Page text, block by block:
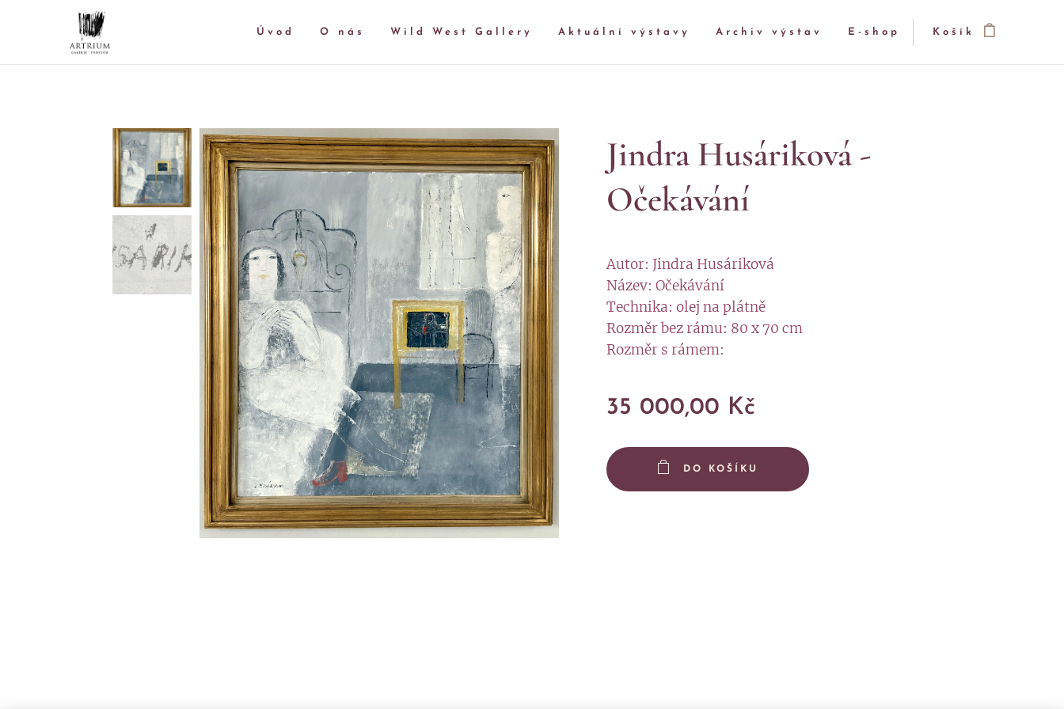
Úvod O nás Wild West Gallery Aktuální výstavy Archiv výstav E-shop Košík
Jindra Husáriková -
Očekávání
Autor: Jindra Husáriková
Název: Očekávání
Technika: olej na plátně
Rozměr bez rámu: 80 x 70 cm
Rozměr s rámem:
35 000,00 Kč
DO KOŠÍKU